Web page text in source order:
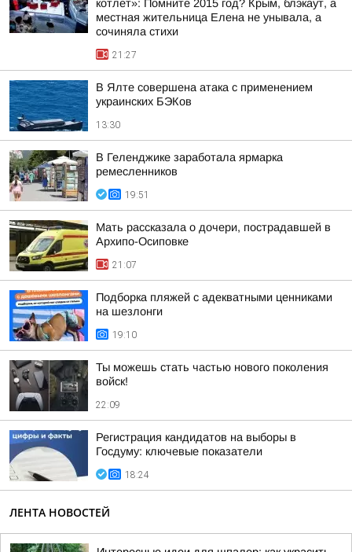
котлет»: Помните 2015 год? Крым, блэкаут, а
местная жительница Елена не унывала, а
сочиняла стихи
21:27
В Ялте совершена атака с применением
украинских БЭКов
13:30
В Геленджике заработала ярмарка
ремесленников
19:51
Мать рассказала о дочери, пострадавшей в
Архипо-Осиповке
21:07
Подборка пляжей с адекватными ценниками
на шезлонги
19:10
Ты можешь стать частью нового поколения
войск!
22:09
Регистрация кандидатов на выборы в
Госдуму: ключевые показатели
18:24
ЛЕНТА НОВОСТЕЙ